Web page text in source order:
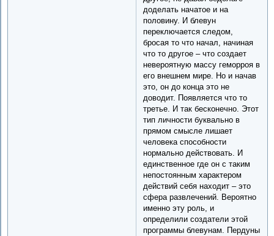
доделать начатое и на
половину. И блевун
переключается следом,
бросая то что начал, начиная
что то другое – что создает
невероятную массу геморроя в
его внешнем мире. Но и начав
это, он до конца это не
доводит. Появляется что то
третье. И так бесконечно. Этот
тип личности буквально в
прямом смысле лишает
человека способности
нормально действовать. И
единственное где он с таким
непостоянным характером
действий себя находит – это
сфера развлечений. Вероятно
именно эту роль, и
определили создатели этой
программы блевунам. Пердуны